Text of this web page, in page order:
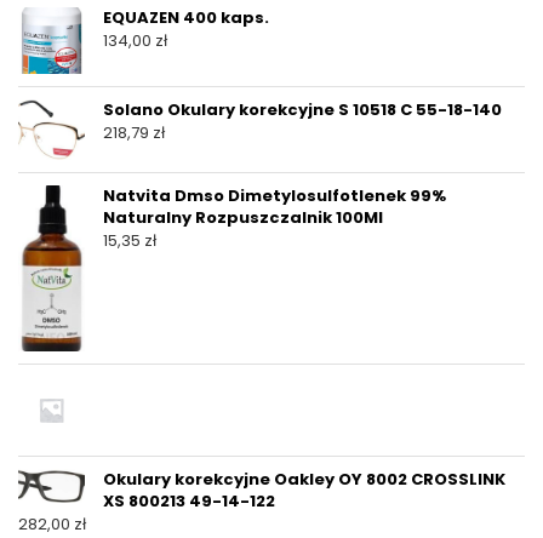
EQUAZEN 400 kaps.
134,00 zł
Solano Okulary korekcyjne S 10518 C 55-18-140
218,79 zł
Natvita Dmso Dimetylosulfotlenek 99%
Naturalny Rozpuszczalnik 100Ml
15,35 zł
Okulary korekcyjne Oakley OY 8002 CROSSLINK
XS 800213 49-14-122
282,00 zł